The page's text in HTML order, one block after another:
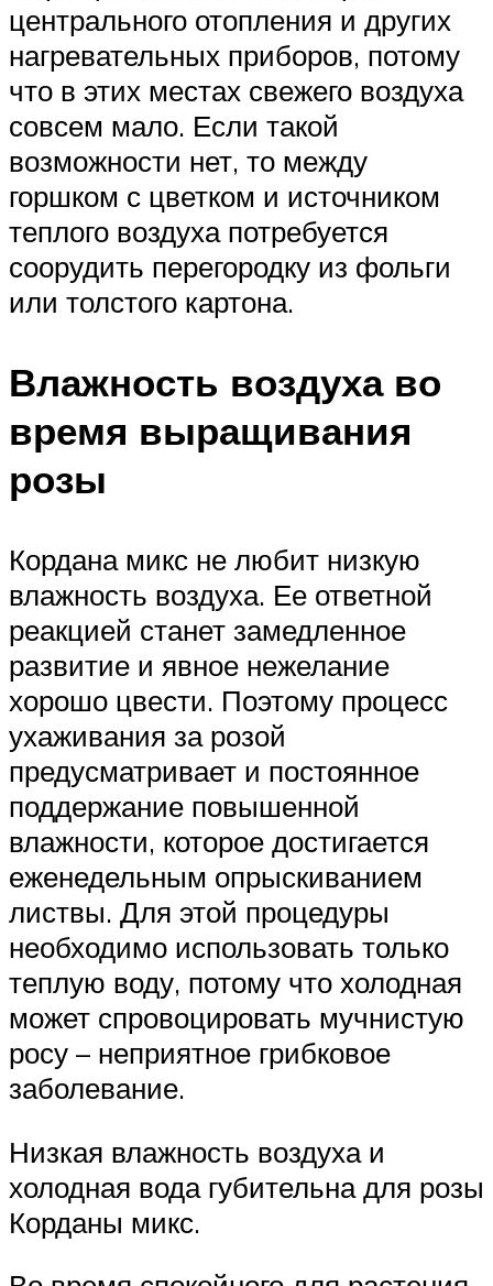
центрального отопления и других
нагревательных приборов, потому
что в этих местах свежего воздуха
совсем мало. Если такой
возможности нет, то между
горшком с цветком и источником
теплого воздуха потребуется
соорудить перегородку из фольги
или толстого картона.
Влажность воздуха во
время выращивания
розы
Кордана микс не любит низкую
влажность воздуха. Ее ответной
реакцией станет замедленное
развитие и явное нежелание
хорошо цвести. Поэтому процесс
ухаживания за розой
предусматривает и постоянное
поддержание повышенной
влажности, которое достигается
еженедельным опрыскиванием
листвы. Для этой процедуры
необходимо использовать только
теплую воду, потому что холодная
может спровоцировать мучнистую
росу – неприятное грибковое
заболевание.
Низкая влажность воздуха и
холодная вода губительна для розы
Корданы микс.